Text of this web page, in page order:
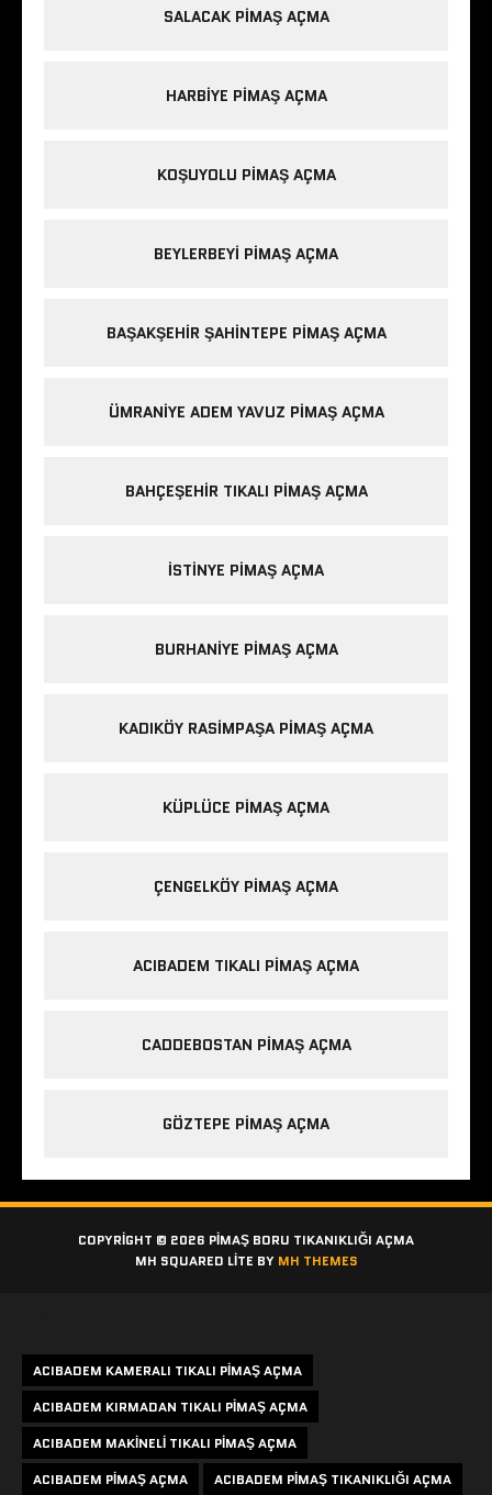
SALACAK PIMAŞ AÇMA
HARBIYE PIMAŞ AÇMA
KOŞUYOLU PIMAŞ AÇMA
BEYLERBEYI PIMAŞ AÇMA
BAŞAKŞEHIR ŞAHINTEPE PIMAŞ AÇMA
ÜMRANIYE ADEM YAVUZ PIMAŞ AÇMA
BAHÇEŞEHIR TIKALI PIMAŞ AÇMA
ISTINYE PIMAŞ AÇMA
BURHANIYE PIMAŞ AÇMA
KADIKÖY RASIMPAŞA PIMAŞ AÇMA
KÜPLÜCE PIMAŞ AÇMA
ÇENGELKÖY PIMAŞ AÇMA
ACIBADEM TIKALI PIMAŞ AÇMA
CADDEBOSTAN PIMAŞ AÇMA
GÖZTEPE PIMAŞ AÇMA
COPYRIGHT © 2026 PIMAŞ BORU TIKANIKLIĞI AÇMA
MH SQUARED LITE BY MH THEMES
ACIBADEM KAMERALI TIKALI PIMAŞ AÇMA
ACIBADEM KIRMADAN TIKALI PIMAŞ AÇMA
ACIBADEM MAKINELI TIKALI PIMAŞ AÇMA
ACIBADEM PIMAŞ AÇMA
ACIBADEM PIMAŞ TIKANIKLIĞI AÇMA